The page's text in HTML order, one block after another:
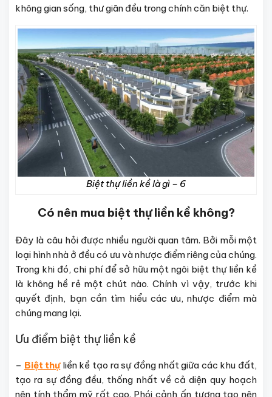
không gian sống, thư giãn đều trong chính căn biệt thự.
Biệt thự liền kề là gì – 6
Có nên mua biệt thự liền kề không?
Đây là câu hỏi được nhiều người quan tâm. Bởi mỗi một
loại hình nhà ở đều có ưu và nhược điểm riêng của chúng.
Trong khi đó, chi phí để sở hữu một ngôi biệt thự liền kề
là không hề rẻ một chút nào. Chính vì vậy, trước khi
quyết định, bạn cần tìm hiểu các ưu, nhược điểm mà
chúng mang lại.
Ưu điểm biệt thự liền kề
– Biệt thựliền kề tạo ra sự đồng nhất giữa các khu đất,
tạo ra sự đồng đều, thống nhất về cả diện quy hoạch
nên tính thẩm mỹ rất cao. Phói cảnh ấn tượng tạo nên